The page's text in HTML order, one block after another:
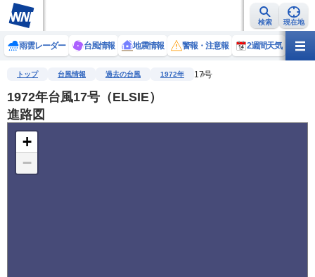
検索 現在地
雨雲レーダー 台風情報 地震情報 警報・注意報 2週間天気 ラ
トップ 台風情報 過去の台風 1972年 17号
1972年台風17号（ELSIE）
進路図
+
−